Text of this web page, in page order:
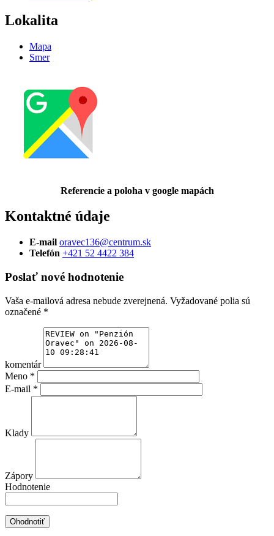
Lokalita
Mapa
Smer
Referencie a poloha v google mapách
Kontaktné údaje
E-mail oravec136@centrum.sk
Telefón +421 52 4422 384
Poslať nové hodnotenie
Vaša e-mailová adresa nebude zverejnená. Vyžadované polia sú
označené *
komentár
Meno *
E-mail *
Klady
Zápory
Hodnotenie